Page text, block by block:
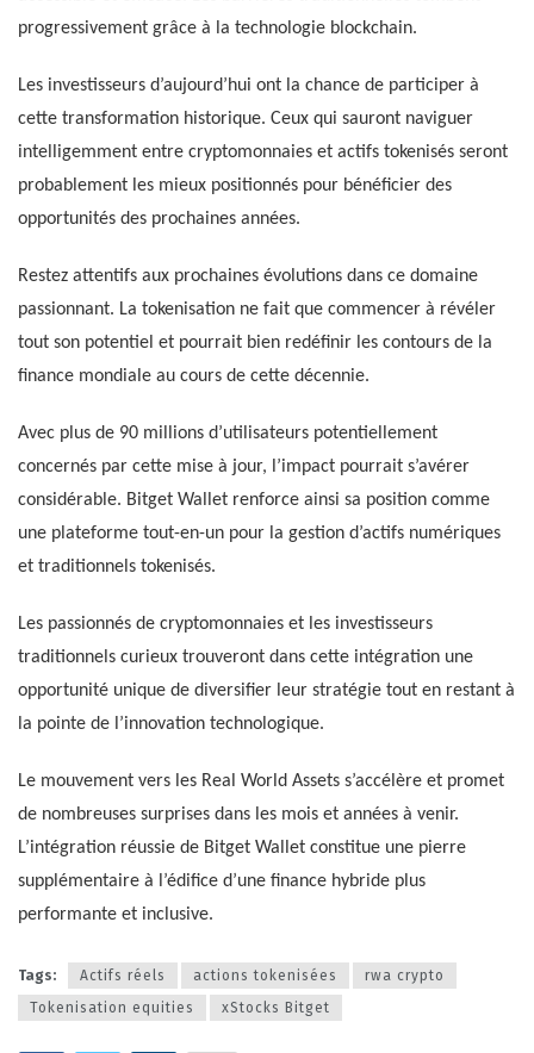
progressivement grâce à la technologie blockchain.
Les investisseurs d’aujourd’hui ont la chance de participer à
cette transformation historique. Ceux qui sauront naviguer
intelligemment entre cryptomonnaies et actifs tokenisés seront
probablement les mieux positionnés pour bénéficier des
opportunités des prochaines années.
Restez attentifs aux prochaines évolutions dans ce domaine
passionnant. La tokenisation ne fait que commencer à révéler
tout son potentiel et pourrait bien redéfinir les contours de la
finance mondiale au cours de cette décennie.
Avec plus de 90 millions d’utilisateurs potentiellement
concernés par cette mise à jour, l’impact pourrait s’avérer
considérable. Bitget Wallet renforce ainsi sa position comme
une plateforme tout-en-un pour la gestion d’actifs numériques
et traditionnels tokenisés.
Les passionnés de cryptomonnaies et les investisseurs
traditionnels curieux trouveront dans cette intégration une
opportunité unique de diversifier leur stratégie tout en restant à
la pointe de l’innovation technologique.
Le mouvement vers les Real World Assets s’accélère et promet
de nombreuses surprises dans les mois et années à venir.
L’intégration réussie de Bitget Wallet constitue une pierre
supplémentaire à l’édifice d’une finance hybride plus
performante et inclusive.
Tags: Actifs réels actions tokenisées
rwa crypto
Tokenisation equities
xStocks Bitget